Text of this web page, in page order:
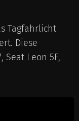
Tagfahrlicht
Diese
Seat Leon 5F,